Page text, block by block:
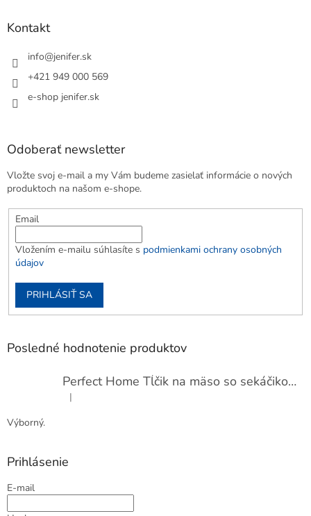
Kontakt
info@jenifer.sk
+421 949 000 569
e-shop jenifer.sk
Odoberať newsletter
Vložte svoj e-mail a my Vám budeme zasielať informácie o nových
produktoch na našom e-shope.
Email
Vložením e-mailu súhlasíte s podmienkami ochrany osobných
údajov
PRIHLÁSIŤ SA
Posledné hodnotenie produktov
Perfect Home Tĺčik na mäso so sekáčikom, 56893
Hodnotenie produktu je 5 z 5 hviezdičiek.
|
Výborný.
Prihlásenie
E-mail